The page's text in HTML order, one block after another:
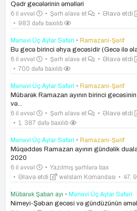
Qədr gecələrinin əməlləri
6 il əvvəl
Şərh əlavə et Əlavə etdi
983 dəfə baxılıb
Mənəvi Üç Aylar Səfəri • Ramazani-Şərif
Bu gecə birinci əhya gecəsidir (Gecə ilə
6 il əvvəl
Şərh əlavə et Əlavə etdi
700 dəfə baxılıb
Mənəvi Üç Aylar Səfəri • Ramazani-Şərif
Mübarək Ramazan ayının birinci
və...
6 il əvvəl
Şərh əlavə et Əlavə etdi
1. 387 dəfə baxılıb
Mənəvi Üç Aylar Səfəri • Ramazani-Şərif
Müqəddəs Ramazan ayının gündəlik
2020
6 il əvvəl
Yazılmış şərhlərə bax
Əlavə etdi
weIslam Komandası 47.
Mübarək Şaban ayı • Mənəvi Üç Aylar Səfəri
Nimeyi-Şəban gecəsi və gündüzünün